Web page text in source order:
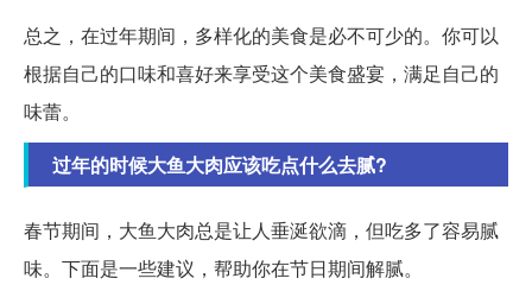
总之，在过年期间，多样化的美食是必不可少的。你可以
根据自己的口味和喜好来享受这个美食盛宴，满足自己的
味蕾。
过年的时候大鱼大肉应该吃点什么去腻?
春节期间，大鱼大肉总是让人垂涎欲滴，但吃多了容易腻
味。下面是一些建议，帮助你在节日期间解腻。